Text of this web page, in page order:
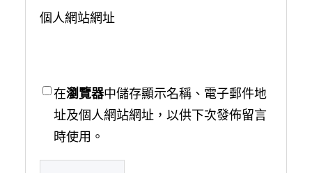
個人網站網址
在瀏覽器中儲存顯示名稱、電子郵件地
址及個人網站網址，以供下次發佈留言
時使用。